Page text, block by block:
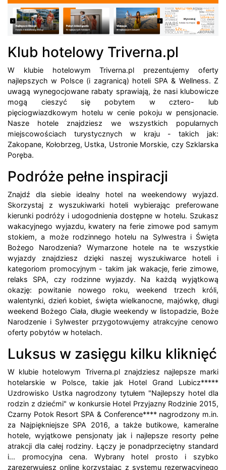
Klub hotelowy Triverna.pl
W klubie hotelowym Triverna.pl prezentujemy oferty
najlepszych w Polsce (i zagranicą) hoteli SPA & Wellness. Z
uwagą wynegocjowane rabaty sprawiają, że nasi klubowicze
mogą cieszyć się pobytem w cztero- lub
pięciogwiazdkowym hotelu w cenie pokoju w pensjonacie.
Nasze hotele znajdziesz we wszystkich popularnych
miejscowościach turystycznych w kraju - takich jak:
Zakopane, Kołobrzeg, Ustka, Ustronie Morskie, czy Szklarska
Poręba.
Podróże pełne inspiracji
Znajdź dla siebie idealny hotel na weekendowy wyjazd.
Skorzystaj z wyszukiwarki hoteli wybierając preferowane
kierunki podróży i udogodnienia dostępne w hotelu. Szukasz
wakacyjnego wyjazdu, kwatery na ferie zimowe pod samym
stokiem, a może rodzinnego hotelu na Sylwestra i Święta
Bożego Narodzenia? Wymarzone hotele na te wszystkie
wyjazdy znajdziesz dzięki naszej wyszukiwarce hoteli i
kategoriom promocyjnym - takim jak wakacje, ferie zimowe,
relaks SPA, czy rodzinne wyjazdy. Na każdą wyjątkową
okazję: powitanie nowego roku, weekend trzech króli,
walentynki, dzień kobiet, święta wielkanocne, majówkę, długi
weekend Bożego Ciała, długie weekendy w listopadzie, Boże
Narodzenie i Sylwester przygotowujemy atrakcyjne cenowo
oferty pobytów w hotelach.
Luksus w zasięgu kilku kliknięć
W klubie hotelowym Triverna.pl znajdziesz najlepsze marki
hotelarskie w Polsce, takie jak Hotel Grand Lubicz*****
Uzdrowisko Ustka nagrodzony tytułem "Najlepszy hotel dla
rodzin z dziećmi" w konkursie Hotel Przyjazny Rodzinie 2015,
Czarny Potok Resort SPA & Conference**** nagrodzony m.in.
za Najpiękniejsze SPA 2016, a także butikowe, kameralne
hotele, wyjątkowe pensjonaty jak i najlepsze resorty pełne
atrakcji dla całej rodziny. Łączy je ponadprzeciętny standard
i... promocyjna cena. Wybrany hotel prosto i szybko
zarezerwujesz online korzystając z systemu rezerwacyjnego